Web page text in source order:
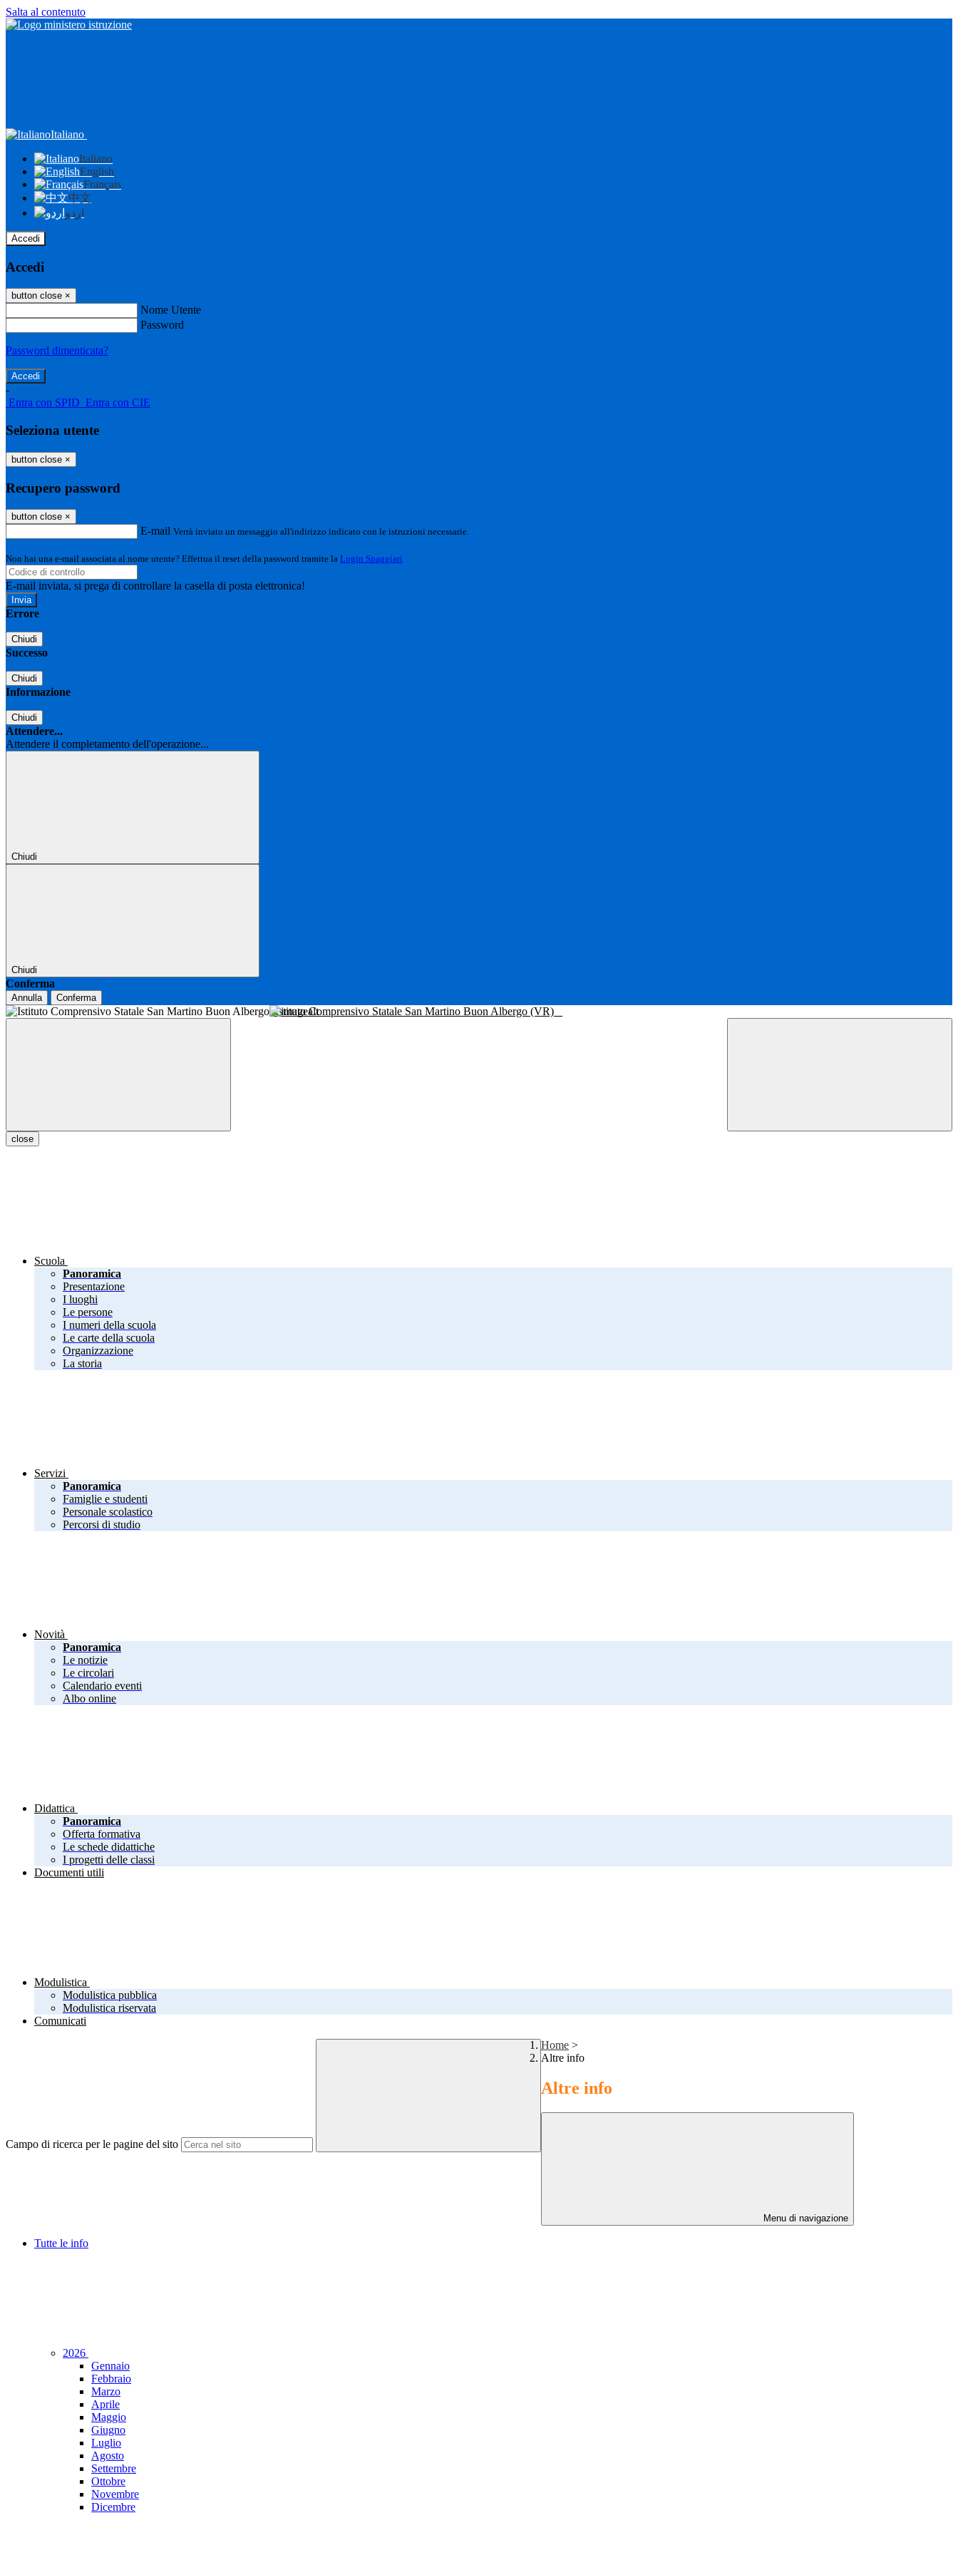
Salta al contenuto
Italiano
Italiano
English
Français
中文
اردو
Accedi
Accedi
button close ×
Nome Utente
Password
Password dimenticata?
-
Entra con SPID Entra con CIE
Seleziona utente
button close ×
Recupero password
button close ×
E-mail Verrà inviato un messaggio all'indirizzo indicato con le istruzioni necessarie.
Non hai una e-mail associata al nome utente? Effettua il reset della password tramite la Login Spaggiari
E-mail inviata, si prega di controllare la casella di posta elettronica!
Errore
Chiudi
Successo
Chiudi
Informazione
Chiudi
Attendere...
Attendere il completamento dell'operazione...
Chiudi
Chiudi
Conferma
Annulla Conferma
Istituto Comprensivo Statale San Martino Buon Albergo (VR)
close
Scuola
Panoramica
Presentazione
I luoghi
Le persone
I numeri della scuola
Le carte della scuola
Organizzazione
La storia
Servizi
Panoramica
Famiglie e studenti
Personale scolastico
Percorsi di studio
Novità
Panoramica
Le notizie
Le circolari
Calendario eventi
Albo online
Didattica
Panoramica
Offerta formativa
Le schede didattiche
I progetti delle classi
Documenti utili
Modulistica
Modulistica pubblica
Modulistica riservata
Comunicati
Campo di ricerca per le pagine del sito
Home >
Altre info
Altre info
Menu di navigazione
Tutte le info
2026
Gennaio
Febbraio
Marzo
Aprile
Maggio
Giugno
Luglio
Agosto
Settembre
Ottobre
Novembre
Dicembre